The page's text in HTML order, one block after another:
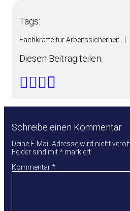
Tags:
Fachkräfte für Arbeitssicherheit
Diesen Beitrag teilen:
Schreibe einen Kommentar
Deine E-Mail-Adresse wird nicht
Felder sind mit* markiert
Kommentar*